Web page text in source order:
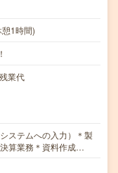
1時間)
業代
ステムへの入力）＊製
算業務＊資料作成…